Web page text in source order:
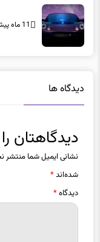
11 ماه پیش
دیدگاه ها
دیدگاهتان
نشانی ایمیل شما منتشر
شده‌اند*
دیدگاه*